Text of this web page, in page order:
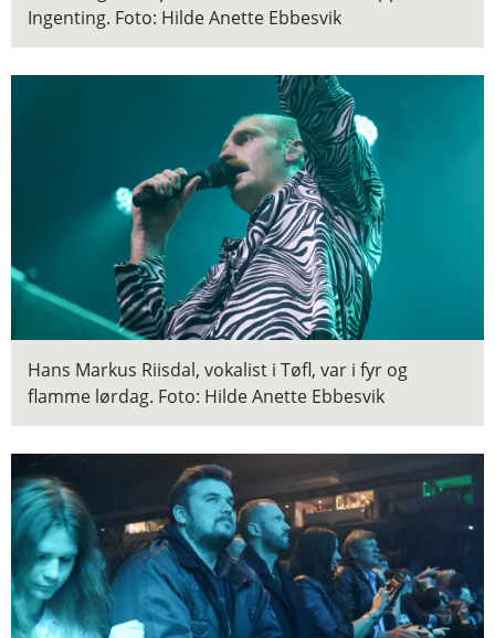
Ingenting. Foto: Hilde Anette Ebbesvik
Hans Markus Riisdal, vokalist i Tøfl, var i fyr og
flamme lørdag. Foto: Hilde Anette Ebbesvik